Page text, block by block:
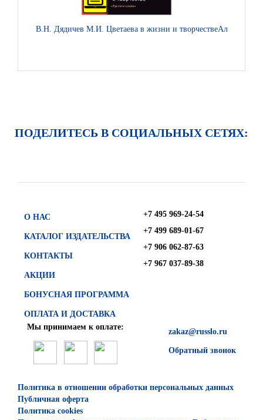
В.Н. Дядичев М.И. Цветаева в жизни и творчествеАлександр
ПОДЕЛИТЕСЬ В СОЦИАЛЬНЫХ СЕТЯХ:
О НАС
КАТАЛОГ ИЗДАТЕЛЬСТВА
КОНТАКТЫ
АКЦИИ
БОНУСНАЯ ПРОГРАММА
ОПЛАТА И ДОСТАВКА
+7 495 969-24-54
+7 499 689-01-67
+7 906 062-87-63
+7 967 037-89-38
zakaz@russlo.ru
Обратный звонок
Мы принимаем к оплате:
Политика в отношении обработки персональных данных
Публичная оферта
Политика cookies